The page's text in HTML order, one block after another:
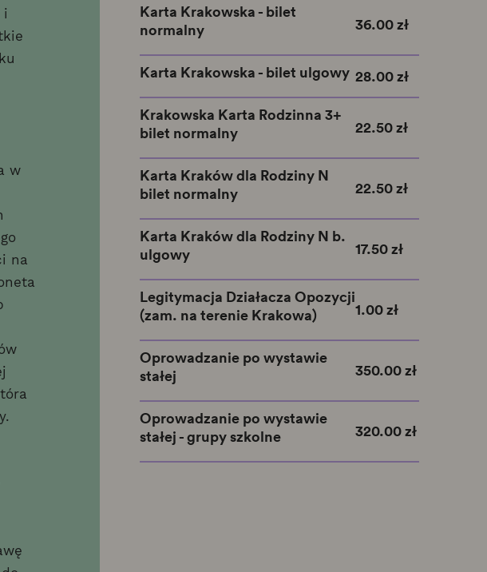
i
w
na
Karta Krakowska - bilet
normalny
36.00 zł
Karta Krakowska - bilet ulgowy 28.00 zł
Krakowska Karta Rodzinna 3+
bilet normalny
22.50 zł
Karta Kraków dla Rodziny N
bilet normalny
22.50 zł
Karta Kraków dla Rodziny N b.
ulgowy
17.50 zł
Legitymacja Działacza Opozycji
(zam. na terenie Krakowa)
1.00 zł
Oprowadzanie po wystawie
stałej
350.00 zł
Oprowadzanie po wystawie
stałej - grupy szkolne
320.00 zł